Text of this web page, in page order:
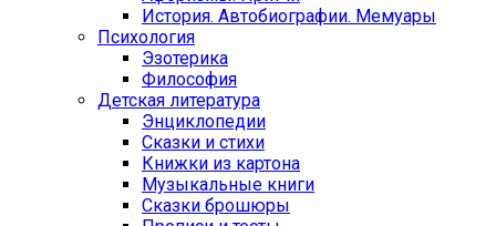
История. Автобиографии. Мемуары
Психология
Эзотерика
Философия
Детская литература
Энциклопедии
Сказки и стихи
Книжки из картона
Музыкальные книги
Сказки брошюры